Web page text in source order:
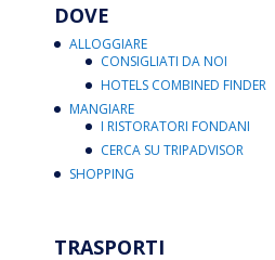
DOVE
ALLOGGIARE
CONSIGLIATI DA NOI
HOTELS COMBINED FINDER
MANGIARE
I RISTORATORI FONDANI
CERCA SU TRIPADVISOR
SHOPPING
TRASPORTI